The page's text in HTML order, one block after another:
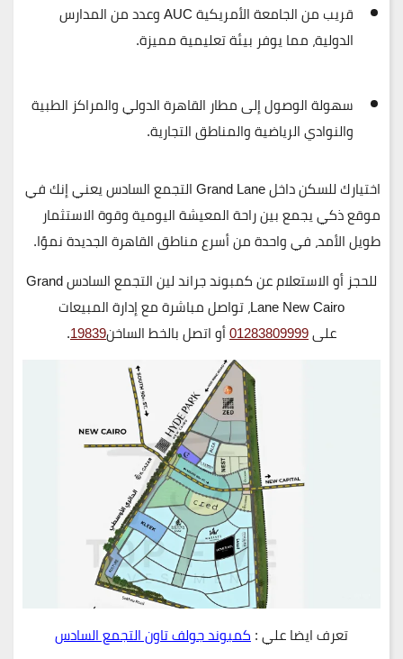
قريب منالجامعة الأمريكية AUC
وعدد من المدارس
الدولية، مما يوفر بيئة تعليمية مميزة.
سهولة الوصول إلىمطار القاهرة الدوليوالمراكز الطبية
والنوادي الرياضية والمناطق التجارية.
اختيارك للسكن داخلGrand Lane التجمع السادس
يعني إنك في
موقع ذكي يجمع بينراحة المعيشة اليوميةوقوة الاستثمار
طويل الأمد، في واحدة من أسرع مناطق القاهرة الجديدة نموًا.
للحجز أو الاستعلام عن كمبوند جراند لين التجمع السادس Grand
Lane New Cairo، تواصل مباشرة مع إدارة المبيعات
على01283809999أو اتصل بالخط الساخن19839
.
تعرف ايضا علي :كمبوند جولف تاون التجمع السادس